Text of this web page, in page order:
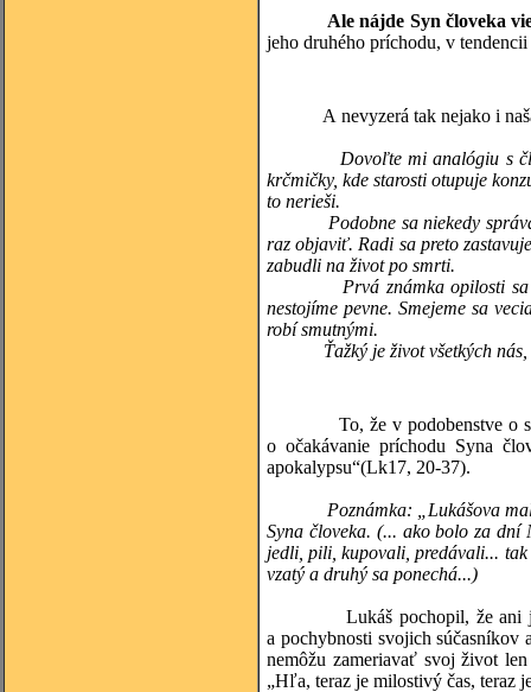
Ale nájde Syn človeka
jeho druhého príchodu, v
A nevyzerá tak nejako i naša
Dovoľte mi analógiu s
krčmičky, kde starosti otupuje
to nerieši.
Podobne sa niekedy
raz objaviť. Radi sa preto
zabudli na život po smrti.
Prvá známka opilosti sa
nestojíme pevne. Smejeme sa
robí smutnými.
Ťažký je život všetkých nás,
To, že v podobenstve o
o očakávanie príchodu Syna
apokalypsu“(Lk17, 20-37).
Poznámka: „Lukášova
Syna človeka. (... ako bolo za
jedli, pili, kupovali, predávali... tak
vzatý a druhý sa ponechá...)
Lukáš pochopil, že ani jeho
a pochybnosti svojich súčasníkov
nemôžu zameriavať svoj život
„Hľa, teraz je milostivý čas, teraz